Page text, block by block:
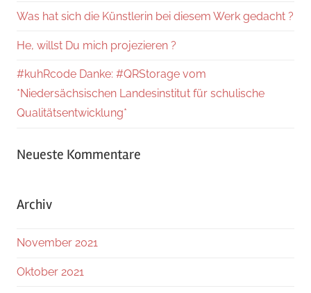
Was hat sich die Künstlerin bei diesem Werk gedacht ?
He, willst Du mich projezieren ?
#kuhRcode Danke: #QRStorage vom
*Niedersächsischen Landesinstitut für schulische
Qualitätsentwicklung*
Neueste Kommentare
Archiv
November 2021
Oktober 2021